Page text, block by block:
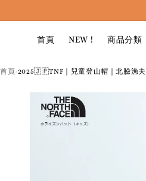
首頁 NEW ! 商品分類
首頁›2025🇯🇵TNF｜兒童登山帽｜北臉漁